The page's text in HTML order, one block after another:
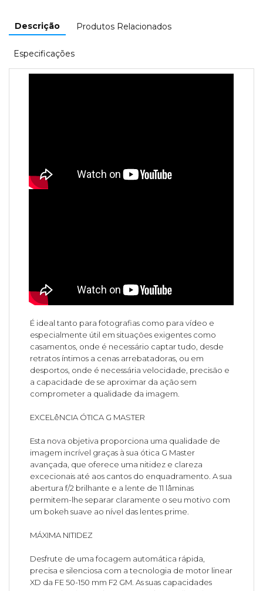
Descrição Produtos Relacionados
Especificações
É ideal tanto para fotografias como para vídeo e
especialmente útil em situações exigentes como
casamentos, onde é necessário captar tudo, desde
retratos íntimos a cenas arrebatadoras, ou em
desportos, onde é necessária velocidade, precisão e
a capacidade de se aproximar da ação sem
comprometer a qualidade da imagem.
EXCELêNCIA ÓTICA G MASTER
Esta nova objetiva proporciona uma qualidade de
imagem incrível graças à sua ótica G Master
avançada, que oferece uma nitidez e clareza
excecionais até aos cantos do enquadramento. A sua
abertura f/2 brilhante e a lente de 11 lâminas
permitem-lhe separar claramente o seu motivo com
um bokeh suave ao nível das lentes prime.
MÁXIMA NITIDEZ
Desfrute de uma focagem automática rápida,
precisa e silenciosa com a tecnologia de motor linear
XD da FE 50-150 mm F2 GM. As suas capacidades